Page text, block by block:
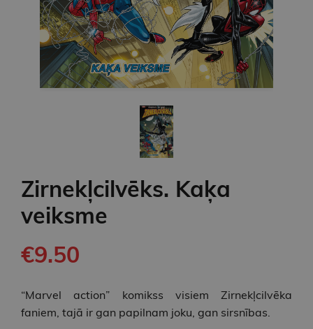
Zirnekļcilvēks. Kaķa
veiksme
€9.50
“Marvel action” komikss visiem Zirnekļcilvēka
faniem, tajā ir gan papilnam joku, gan sirsnības.